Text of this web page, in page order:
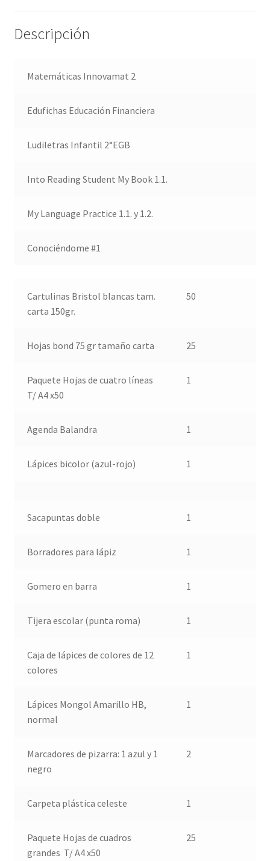
Descripción
Matemáticas Innovamat 2
Edufichas Educación Financiera
Ludiletras Infantil 2°EGB
Into Reading Student My Book 1.1.
My Language Practice 1.1. y 1.2.
Conociéndome #1
Cartulinas Bristol blancas tam.
carta 150gr.
50
Hojas bond 75 gr tamaño carta 25
Paquete Hojas de cuatro líneas
T/ A4 x50
1
Agenda Balandra 1
Lápices bicolor (azul-rojo) 1
Sacapuntas doble 1
Borradores para lápiz 1
Gomero en barra 1
Tijera escolar (punta roma) 1
Caja de lápices de colores de 12
colores
1
Lápices Mongol Amarillo HB,
normal
1
Marcadores de pizarra: 1 azul y 1
negro
2
Carpeta plástica celeste 1
Paquete Hojas de cuadros
grandes T/ A4 x50
25